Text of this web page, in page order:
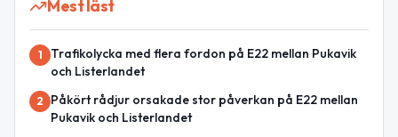
Mest läst
1
Trafikolycka med flera fordon på E22 mellan Pukavik
och Listerlandet
2
Påkört rådjur orsakade stor påverkan på E22 mellan
Pukavik och Listerlandet